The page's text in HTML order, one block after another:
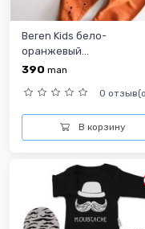
Beren Kids бело-
оранжевый...
390 man
0
В корзину